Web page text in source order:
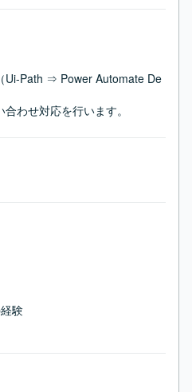
Ui-Path ⇒ Power Automate De
わせ対応を行います。
験